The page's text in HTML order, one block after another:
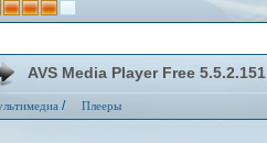
AVS Media Player Free 5.5.2.151
/ Плееры